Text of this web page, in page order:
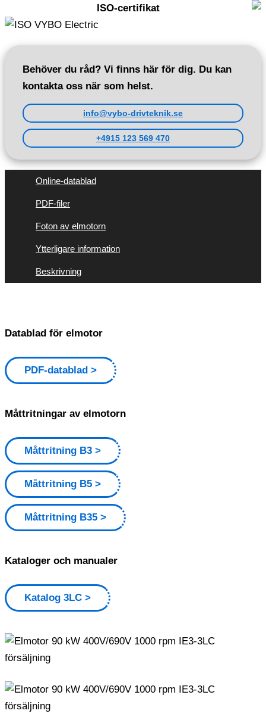
ISO-certifikat
Behöver du råd? Vi finns här för dig. Du kan
kontakta oss när som helst.
info@vybo-drivteknik.se
+4915 123 569 470
Online-datablad
PDF-filer
Foton av elmotorn
Ytterligare information
Beskrivning
Datablad för elmotor
PDF-datablad
Måttritningar av elmotorn
Måttritning B3
Måttritning B5
Måttritning B35
Kataloger och manualer
Katalog 3LC